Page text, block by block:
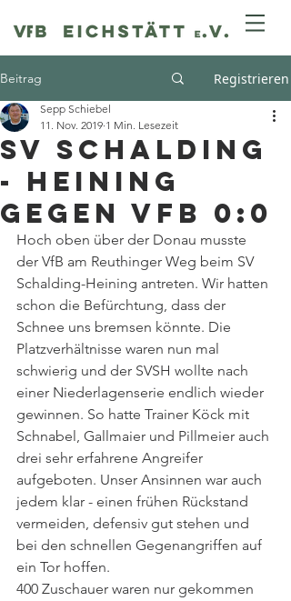
Beitrag Registrieren
SV Schalding
- Heining
gegen VfB 0:0
Sepp Schiebel
11. Nov. 2019 1 Min. Lesezeit
Hoch oben über der Donau musste
der VfB am Reuthinger Weg beim SV
Schalding-Heining antreten. Wir hatten
schon die Befürchtung, dass der
Schnee uns bremsen könnte. Die
Platzverhältnisse waren nun mal
schwierig und der SVSH wollte nach
einer Niederlagenserie endlich wieder
gewinnen. So hatte Trainer Köck mit
Schnabel, Gallmaier und Pillmeier auch
drei sehr erfahrene Angreifer
aufgeboten. Unser Ansinnen war auch
jedem klar - einen frühen Rückstand
vermeiden, defensiv gut stehen und
bei den schnellen Gegenangriffen auf
ein Tor hoffen.
400 Zuschauer waren nur gekommen